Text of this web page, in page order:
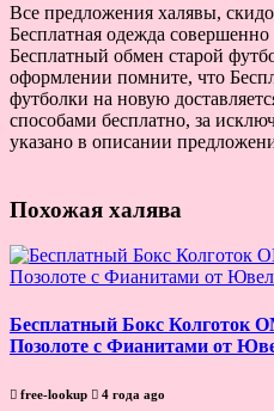
Все предложения халявы,
Бесплатная одежда
Бесплатный обмен старой
оформлении помните, что
футболки на новую
способами бесплатно, за
указано в описании
Похожая халява
Бесплатный Бокс Колготок
Позолоте с Фианитами от
free-lookup 4 года ago